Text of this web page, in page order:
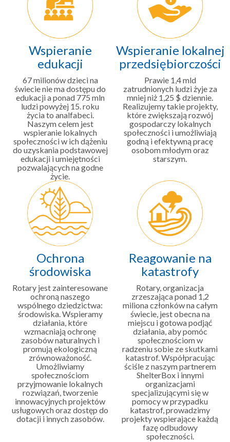
Wspieranie
edukacji
67 milionów dzieci na
świecie nie ma dostępu do
edukacji a ponad 775 mln
ludzi powyżej 15. roku
życia to analfabeci.
Naszym celem jest
wspieranie lokalnych
społeczności w ich dążeniu
do uzyskania podstawowej
edukacji i umiejętności
pozwalających na godne
życie.
Wspieranie lokalnej
przedsiębiorczości
Prawie 1,4 mld
zatrudnionych ludzi żyje za
mniej niż 1,25 $ dziennie.
Realizujemy takie projekty,
które zwiększają rozwój
gospodarczy lokalnych
społeczności i umożliwiają
godną i efektywną pracę
osobom młodym oraz
starszym.
Ochrona
środowiska
Rotary jest zainteresowane
ochroną naszego
wspólnego dziedzictwa:
środowiska. Wspieramy
działania, które
wzmacniają ochronę
zasobów naturalnych i
promują ekologiczną
zrównoważoność.
Umożliwiamy
społecznościom
przyjmowanie lokalnych
rozwiązań, tworzenie
innowacyjnych projektów
usługowych oraz dostęp do
dotacji i innych zasobów.
Reagowanie na
katastrofy
Rotary, organizacja
zrzeszająca ponad 1,2
miliona członków na całym
świecie, jest obecna na
miejscu i gotowa podjąć
działania, aby pomóc
społecznościom w
radzeniu sobie ze skutkami
katastrof. Współpracując
ściśle z naszym partnerem
ShelterBox i innymi
organizacjami
specjalizującymi się w
pomocy w przypadku
katastrof, prowadzimy
projekty wspierające każdą
fazę odbudowy
społeczności.